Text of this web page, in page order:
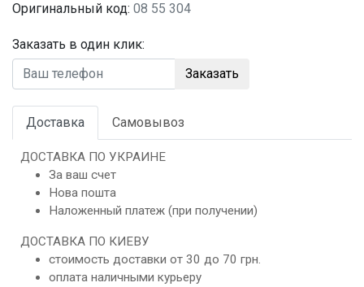
Оригинальный код: 08 55 304
Заказать в один клик:
Заказать
Доставка Самовывоз
ДОСТАВКА ПО УКРАИНЕ
За ваш счет
Нова пошта
Наложенный платеж (при получении)
ДОСТАВКА ПО КИЕВУ
стоимость доставки от 30 до 70 грн.
оплата наличными курьеру